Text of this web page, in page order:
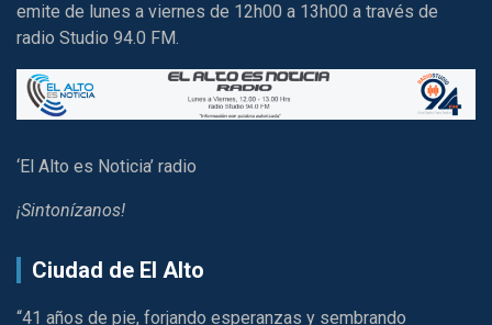
emite de lunes a viernes de 12h00 a 13h00 a través de
radio Studio 94.0 FM.
‘El Alto es Noticia’ radio
¡Sintonízanos!
Ciudad de El Alto
“41 años de pie, forjando esperanzas y sembrando